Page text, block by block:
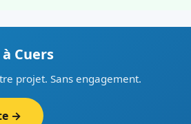
Cuers
projet. Sans engagement.
→